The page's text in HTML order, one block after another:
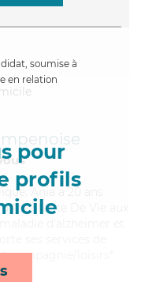
soumise à
en relation
pour
profils
Ania a 20 ans
De Vie aux
compagnie/loisirs*